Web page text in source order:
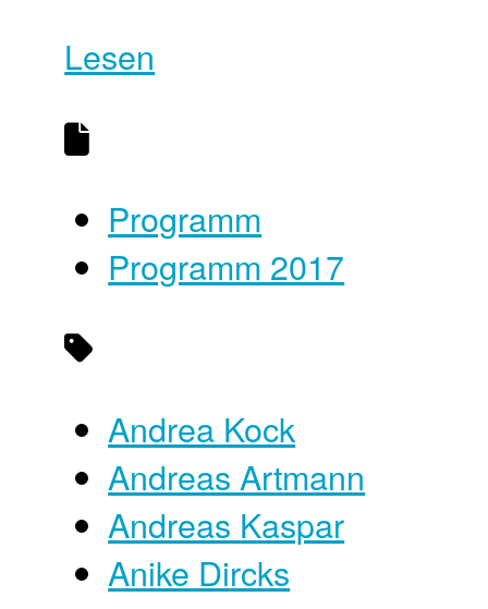
Lesen
Programm
Programm 2017
Andrea Kock
Andreas Artmann
Andreas Kaspar
Anike Dircks